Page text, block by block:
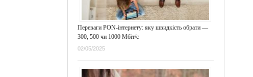
Переваги PON-інтернету: яку швидкість обрати —
300, 500 чи 1000 Мбіт/с
02/05/2025